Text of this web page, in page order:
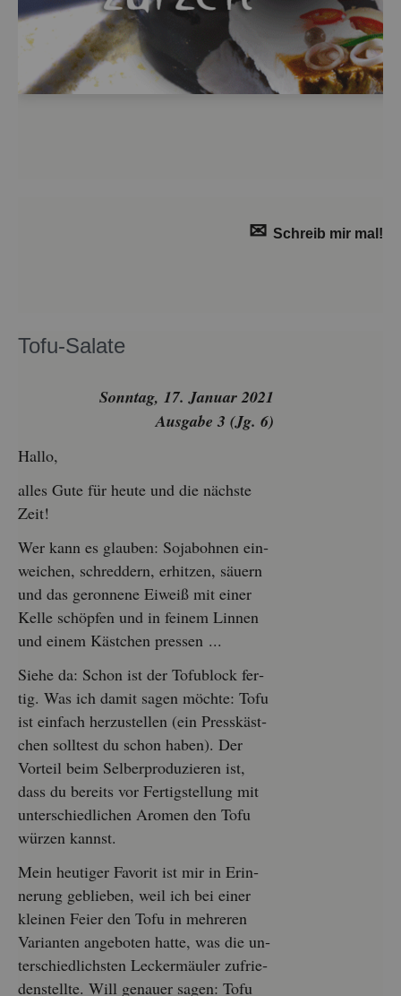
✉ Schreib mir mal!
Tofu-Sa­la­te
Sonn­tag, 17. Ja­nu­ar 2021
Aus­ga­be 3 (Jg. 6)
Hallo,
alles Gute für heute und die nächs­te
Zeit!
Wer kann es glau­ben: So­ja­boh­nen ein­
wei­chen, schred­dern, er­hit­zen, säu­ern
und das ge­ron­ne­ne Ei­weiß mit einer
Kelle schöp­fen und in fei­nem Lin­nen
und einem Käst­chen pres­sen ...
Siehe da: Schon ist der To­fu­block fer­
tig. Was ich damit sagen möch­te: Tofu
ist ein­fach her­zu­stel­len (ein Press­käst­
chen soll­test du schon haben). Der
Vor­teil beim Sel­ber­pro­du­zie­ren ist,
dass du be­reits vor Fer­tig­stel­lung mit
un­ter­schied­li­chen Aro­men den Tofu
wür­zen kannst.
Mein heu­ti­ger Fa­vo­rit ist mir in Er­in­
ne­rung ge­blie­ben, weil ich bei einer
klei­nen Feier den Tofu in meh­re­ren
Va­ri­an­ten an­ge­bo­ten hatte, was die un­
ter­schied­lichs­ten Le­cker­mäu­ler zu­frie­
den­stell­te. Will ge­nau­er sagen: Tofu